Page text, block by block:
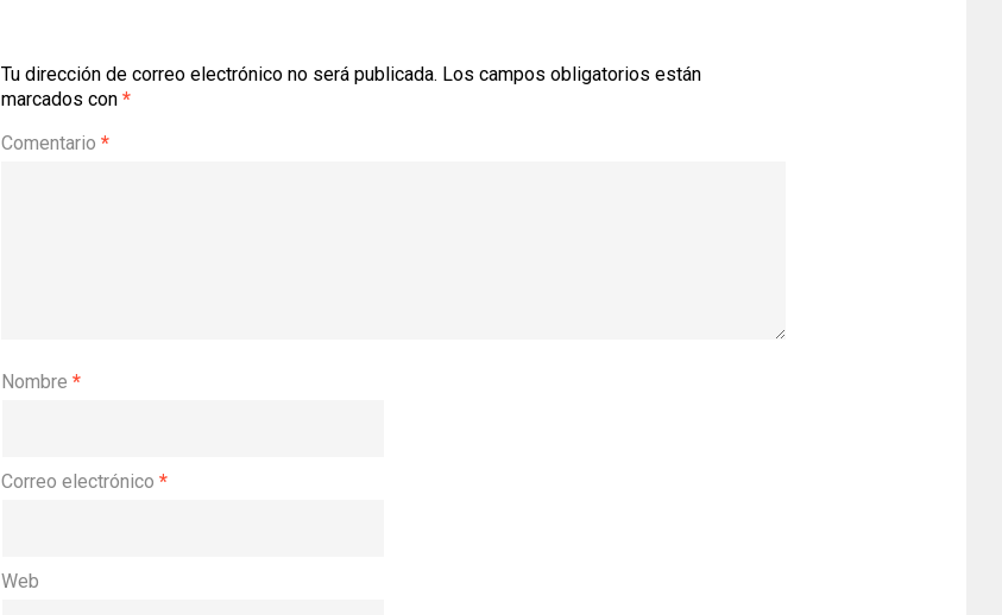
Tu dirección de correo electrónico no será publicada. Los campos obligatorios están
marcados con *
Comentario *
Nombre *
Correo electrónico *
Web